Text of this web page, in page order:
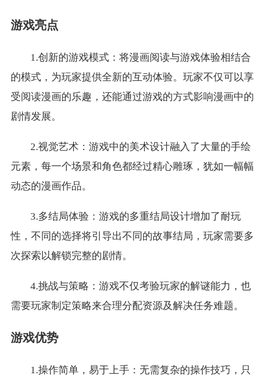
游戏亮点
1.创新的游戏模式：将漫画阅读与游戏体验相结合
的模式，为玩家提供全新的互动体验。玩家不仅可以享
受阅读漫画的乐趣，还能通过游戏的方式影响漫画中的
剧情发展。
2.视觉艺术：游戏中的美术设计融入了大量的手绘
元素，每一个场景和角色都经过精心雕琢，犹如一幅幅
动态的漫画作品。
3.多结局体验：游戏的多重结局设计增加了耐玩
性，不同的选择将引导出不同的故事结局，玩家需要多
次探索以解锁完整的剧情。
4.挑战与策略：游戏不仅考验玩家的解谜能力，也
需要玩家制定策略来合理分配资源及解决任务难题。
游戏优势
1.操作简单，易于上手：无需复杂的操作技巧，只